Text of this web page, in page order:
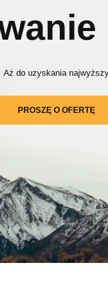
Aż do uzyskania
PROSZĘ O OFERTĘ